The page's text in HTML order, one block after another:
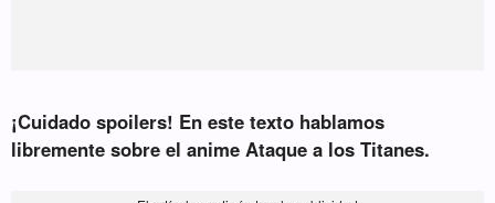
¡Cuidado spoilers! En este texto hablamos
libremente sobre el anime Ataque a los Titanes.